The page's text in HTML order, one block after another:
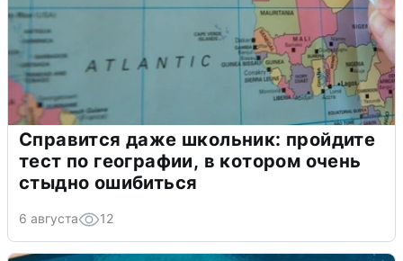
Справится даже школьник: пройдите
тест по географии, в котором очень
стыдно ошибиться
6 августа 12